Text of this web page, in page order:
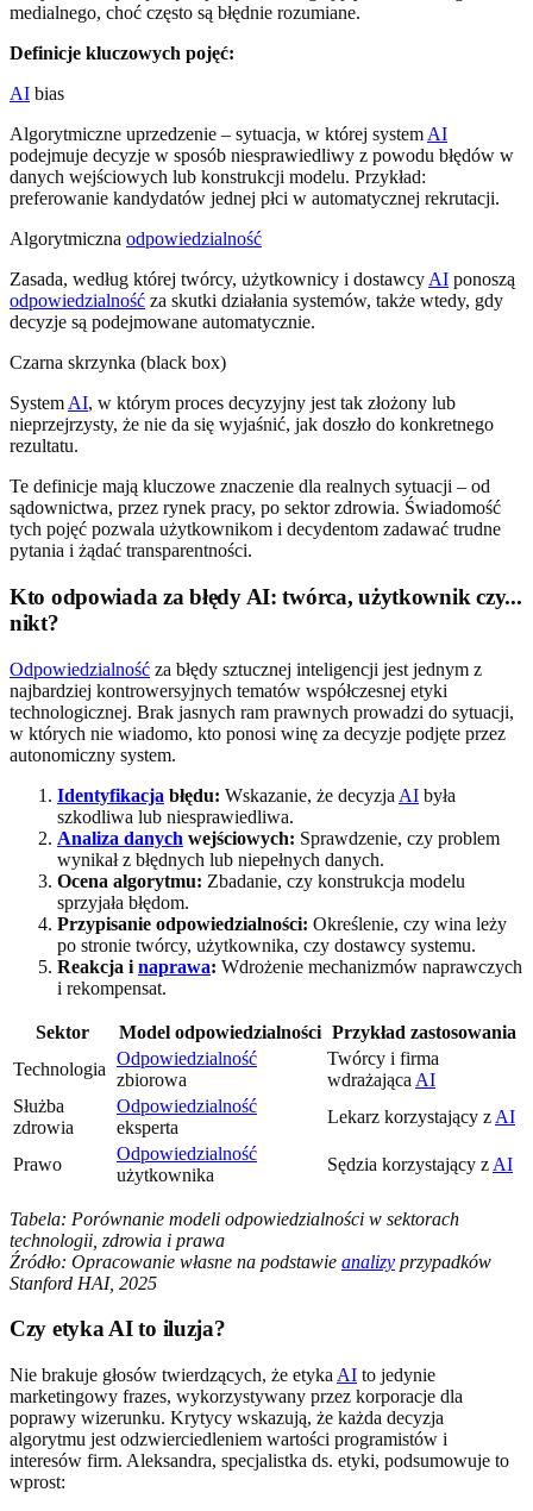
medialnego, choć często są błędnie rozumiane.
Definicje kluczowych pojęć:
AI bias
Algorytmiczne uprzedzenie – sytuacja, w której system AI
podejmuje decyzje w sposób niesprawiedliwy z powodu błędów w
danych wejściowych lub konstrukcji modelu. Przykład:
preferowanie kandydatów jednej płci w automatycznej rekrutacji.
Algorytmiczna odpowiedzialność
Zasada, według której twórcy, użytkownicy i dostawcy AI ponoszą
odpowiedzialność za skutki działania systemów, także wtedy, gdy
decyzje są podejmowane automatycznie.
Czarna skrzynka (black box)
System AI, w którym proces decyzyjny jest tak złożony lub
nieprzejrzysty, że nie da się wyjaśnić, jak doszło do konkretnego
rezultatu.
Te definicje mają kluczowe znaczenie dla realnych sytuacji – od
sądownictwa, przez rynek pracy, po sektor zdrowia. Świadomość
tych pojęć pozwala użytkownikom i decydentom zadawać trudne
pytania i żądać transparentności.
Kto odpowiada za błędy AI: twórca, użytkownik czy...
nikt?
Odpowiedzialność za błędy sztucznej inteligencji jest jednym z
najbardziej kontrowersyjnych tematów współczesnej etyki
technologicznej. Brak jasnych ram prawnych prowadzi do sytuacji,
w których nie wiadomo, kto ponosi winę za decyzje podjęte przez
autonomiczny system.
Identyfikacja błędu: Wskazanie, że decyzja AI była
szkodliwa lub niesprawiedliwa.
Analiza danych wejściowych: Sprawdzenie, czy problem
wynikał z błędnych lub niepełnych danych.
Ocena algorytmu: Zbadanie, czy konstrukcja modelu
sprzyjała błędom.
Przypisanie odpowiedzialności: Określenie, czy wina leży
po stronie twórcy, użytkownika, czy dostawcy systemu.
Reakcja i naprawa: Wdrożenie mechanizmów naprawczych
i rekompensat.
Sektor Model odpowiedzialności Przykład zastosowania
Technologia
Odpowiedzialność
zbiorowa
Twórcy i firma
wdrażająca AI
Służba
zdrowia
Odpowiedzialność
eksperta
Lekarz korzystający z AI
Prawo
Odpowiedzialność
użytkownika
Sędzia korzystający z AI
Tabela: Porównanie modeli odpowiedzialności w sektorach
technologii, zdrowia i prawa
Źródło: Opracowanie własne na podstawie analizy przypadków
Stanford HAI, 2025
Czy etyka AI to iluzja?
Nie brakuje głosów twierdzących, że etyka AI to jedynie
marketingowy frazes, wykorzystywany przez korporacje dla
poprawy wizerunku. Krytycy wskazują, że każda decyzja
algorytmu jest odzwierciedleniem wartości programistów i
interesów firm. Aleksandra, specjalistka ds. etyki, podsumowuje to
wprost: